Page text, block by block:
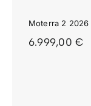
Moterra 2 2026
6.999,00€